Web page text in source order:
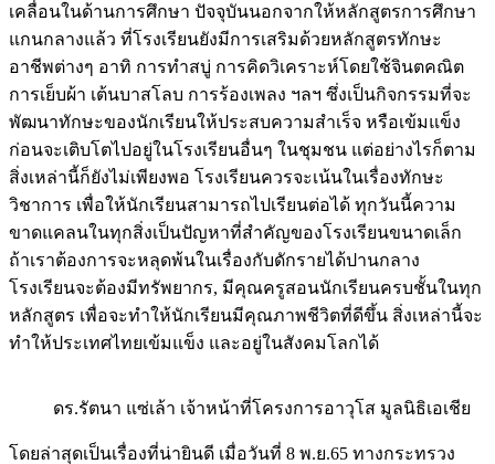
เคลื่อนในด้านการศึกษา ปัจจุบันนอกจากให้หลักสูตรการศึกษา
แกนกลางแล้ว ที่โรงเรียนยังมีการเสริมด้วยหลักสูตรทักษะ
อาชีพต่างๆ อาทิ การทำสบู่ การคิดวิเคราะห์โดยใช้จินตคณิต
การเย็บผ้า เต้นบาสโลบ การร้องเพลง ฯลฯ ซึ่งเป็นกิจกรรมที่จะ
พัฒนาทักษะของนักเรียนให้ประสบความสำเร็จ หรือเข้มแข็ง
ก่อนจะเติบโตไปอยู่ในโรงเรียนอื่นๆ ในชุมชน แต่อย่างไรก็ตาม
สิ่งเหล่านี้ก็ยังไม่เพียงพอ โรงเรียนควรจะเน้นในเรื่องทักษะ
วิชาการ เพื่อให้นักเรียนสามารถไปเรียนต่อได้ ทุกวันนี้ความ
ขาดแคลนในทุกสิ่งเป็นปัญหาที่สำคัญของโรงเรียนขนาดเล็ก
ถ้าเราต้องการจะหลุดพ้นในเรื่องกับดักรายได้ปานกลาง
โรงเรียนจะต้องมีทรัพยากร, มีคุณครูสอนนักเรียนครบชั้นในทุก
หลักสูตร เพื่อจะทำให้นักเรียนมีคุณภาพชีวิตที่ดีขึ้น สิ่งเหล่านี้จะ
ทำให้ประเทศไทยเข้มแข็ง และอยู่ในสังคมโลกได้
ดร.รัตนา แซ่เล้า เจ้าหน้าที่โครงการอาวุโส มูลนิธิเอเชีย
โดยล่าสุดเป็นเรื่องที่น่ายินดี เมื่อวันที่ 8 พ.ย.65 ทางกระทรวง